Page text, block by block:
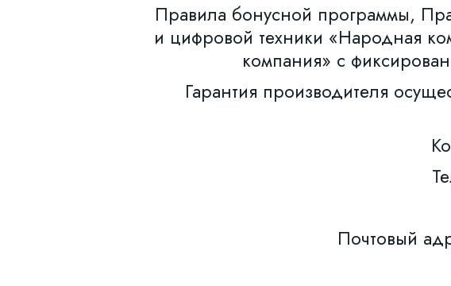
Правила бонусной программы,
и цифровой техники «Народная
компания» с
Гарантия производителя
Почтовый